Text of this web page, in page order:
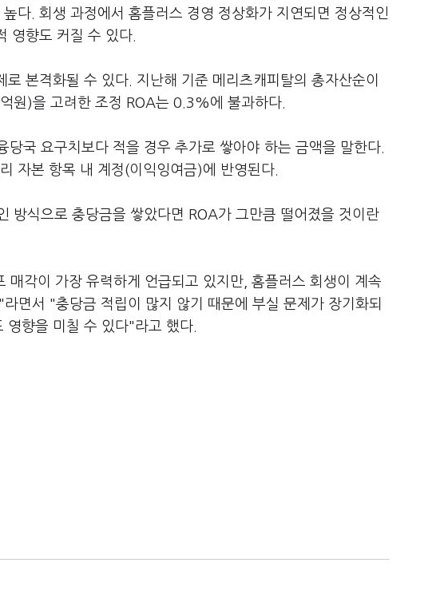
다. 회생 과정에서 홈플러스 경영 정상화가 지연되면 정상적인
영향도 커질 수 있다.
본격화될 수 있다. 지난해 기준 메리츠캐피탈의 총자산순이
원)을 고려한 조정 ROA는 0.3%에 불과하다.
국 요구치보다 적을 경우 추가로 쌓아야 하는 금액을 말한다.
자본 항목 내 계정(이익잉여금)에 반영된다.
방식으로 충당금을 쌓았다면 ROA가 그만큼 떨어졌을 것이란
매각이 가장 유력하게 언급되고 있지만, 홈플러스 회생이 계속
면서 "충당금 적립이 많지 않기 때문에 부실 문제가 장기화되
향을 미칠 수 있다"라고 했다.